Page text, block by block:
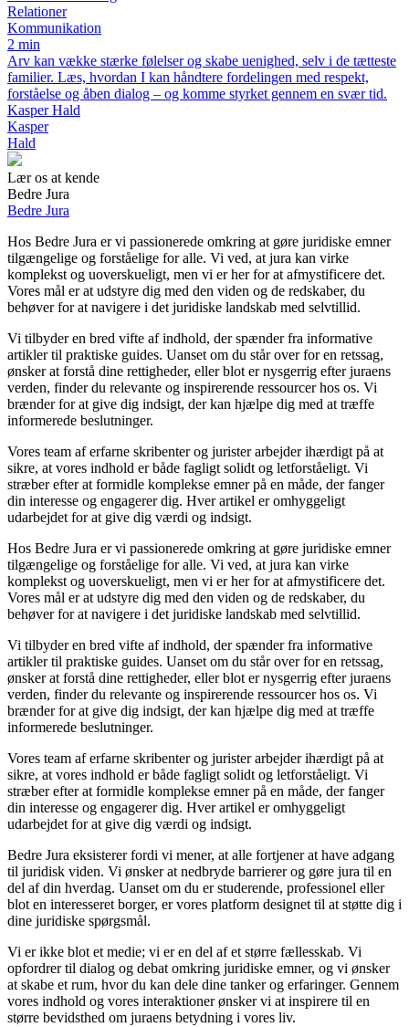
Relationer
Kommunikation
2 min
Arv kan vække stærke følelser og skabe uenighed, selv i de tætteste
familier. Læs, hvordan I kan håndtere fordelingen med respekt,
forståelse og åben dialog – og komme styrket gennem en svær tid.
Kasper Hald
Kasper
Hald
Lær os at kende
Bedre Jura
Bedre Jura
Hos Bedre Jura er vi passionerede omkring at gøre juridiske emner
tilgængelige og forståelige for alle. Vi ved, at jura kan virke
komplekst og uoverskueligt, men vi er her for at afmystificere det.
Vores mål er at udstyre dig med den viden og de redskaber, du
behøver for at navigere i det juridiske landskab med selvtillid.
Vi tilbyder en bred vifte af indhold, der spænder fra informative
artikler til praktiske guides. Uanset om du står over for en retssag,
ønsker at forstå dine rettigheder, eller blot er nysgerrig efter juraens
verden, finder du relevante og inspirerende ressourcer hos os. Vi
brænder for at give dig indsigt, der kan hjælpe dig med at træffe
informerede beslutninger.
Vores team af erfarne skribenter og jurister arbejder ihærdigt på at
sikre, at vores indhold er både fagligt solidt og letforståeligt. Vi
stræber efter at formidle komplekse emner på en måde, der fanger
din interesse og engagerer dig. Hver artikel er omhyggeligt
udarbejdet for at give dig værdi og indsigt.
Hos Bedre Jura er vi passionerede omkring at gøre juridiske emner
tilgængelige og forståelige for alle. Vi ved, at jura kan virke
komplekst og uoverskueligt, men vi er her for at afmystificere det.
Vores mål er at udstyre dig med den viden og de redskaber, du
behøver for at navigere i det juridiske landskab med selvtillid.
Vi tilbyder en bred vifte af indhold, der spænder fra informative
artikler til praktiske guides. Uanset om du står over for en retssag,
ønsker at forstå dine rettigheder, eller blot er nysgerrig efter juraens
verden, finder du relevante og inspirerende ressourcer hos os. Vi
brænder for at give dig indsigt, der kan hjælpe dig med at træffe
informerede beslutninger.
Vores team af erfarne skribenter og jurister arbejder ihærdigt på at
sikre, at vores indhold er både fagligt solidt og letforståeligt. Vi
stræber efter at formidle komplekse emner på en måde, der fanger
din interesse og engagerer dig. Hver artikel er omhyggeligt
udarbejdet for at give dig værdi og indsigt.
Bedre Jura eksisterer fordi vi mener, at alle fortjener at have adgang
til juridisk viden. Vi ønsker at nedbryde barrierer og gøre jura til en
del af din hverdag. Uanset om du er studerende, professionel eller
blot en interesseret borger, er vores platform designet til at støtte dig i
dine juridiske spørgsmål.
Vi er ikke blot et medie; vi er en del af et større fællesskab. Vi
opfordrer til dialog og debat omkring juridiske emner, og vi ønsker
at skabe et rum, hvor du kan dele dine tanker og erfaringer. Gennem
vores indhold og vores interaktioner ønsker vi at inspirere til en
større bevidsthed om juraens betydning i vores liv.